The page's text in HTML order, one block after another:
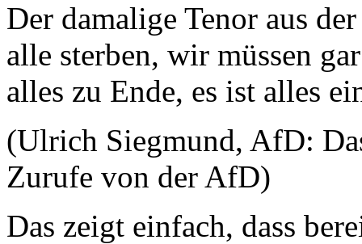
Der damalige Tenor aus
alle sterben, wir müssen
alles zu Ende, es ist alles
(Ulrich Siegmund, AfD:
Zurufe von der AfD)
Das zeigt einfach, dass